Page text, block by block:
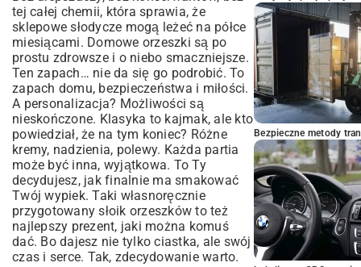
tej całej chemii, która sprawia, że
sklepowe słodycze mogą leżeć na półce
miesiącami. Domowe orzeszki są po
prostu zdrowsze i o niebo smaczniejsze.
Ten zapach… nie da się go podrobić. To
zapach domu, bezpieczeństwa i miłości.
A personalizacja? Możliwości są
nieskończone. Klasyka to kajmak, ale kto
powiedział, że na tym koniec? Różne
kremy, nadzienia, polewy. Każda partia
może być inna, wyjątkowa. To Ty
decydujesz, jak finalnie ma smakować
Twój wypiek. Taki własnoręcznie
przygotowany słoik orzeszków to też
najlepszy prezent, jaki można komuś
dać. Bo dajesz nie tylko ciastka, ale swój
czas i serce. Tak, zdecydowanie warto.
Bezpieczne metody